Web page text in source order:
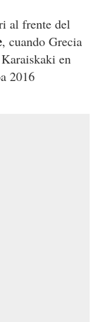
al frente del
, cuando Grecia
en
2016